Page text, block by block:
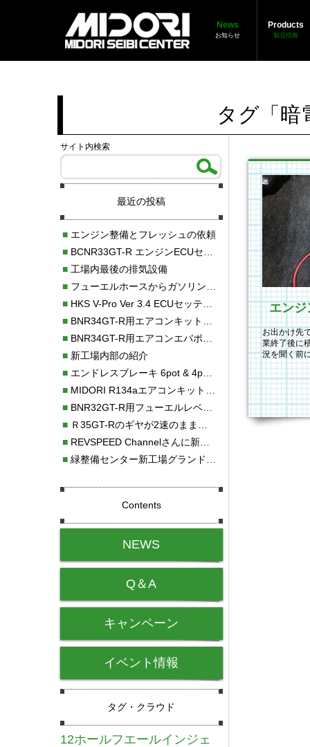
News
お知らせ
Products
製品情報
タグ「暗
エンジ
お出かけ先
業終了後に
況を聞く前
カチカチ
サイト内検索
最近の投稿
■エンジン整備とフレッシュの依頼
■BCNR33GT-R エンジンECUセッティング調整
■工場内最後の排気設備
■フューエルホースからガソリン漏れ
■HKS V-Pro Ver 3.4 ECUセッティング
■BNR34GT-R用エアコンキット新発売！！
■BNR34GT-R用エアコンエバポレーターを新発売！！
■新工場内部の紹介
■エンドレスブレーキ 6pot & 4potオーバーホール
■MIDORI R134aエアコンキットタイプⅡ取り付け
■BNR32GT-R用フューエルレベルセンサー新発売！！
■Ｒ35GT-Rのギヤが2速のまま変速しない！！
■REVSPEED Channelさんに新社屋を紹介していただきました!!
■緑整備センター新工場グランドオープン・続報
Contents
NEWS
Q＆A
キャンペーン
イベント情報
タグ・クラウド
12ホールフエールインジェ